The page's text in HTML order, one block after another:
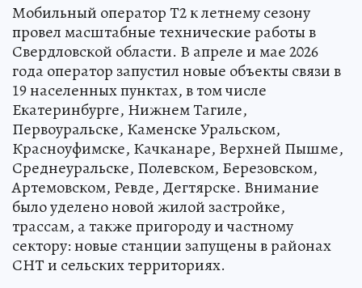
Мобильный оператор Т2 к летнему сезону
провел масштабные технические работы в
Свердловской области. В апреле и мае 2026
года оператор запустил новые объекты связи в
19 населенных пунктах, в том числе
Екатеринбурге, Нижнем Тагиле,
Первоуральске, Каменске Уральском,
Красноуфимске, Качканаре, Верхней Пышме,
Среднеуральске, Полевском, Березовском,
Артемовском, Ревде, Дегтярске. Внимание
было уделено новой жилой застройке,
трассам, а также пригороду и частному
сектору: новые станции запущены в районах
СНТ и сельских территориях.